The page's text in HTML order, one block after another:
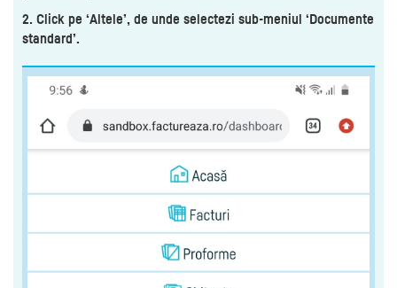
2. Click pe ‘Altele’, de unde selectezi sub-meniul ‘Documente
standard’.